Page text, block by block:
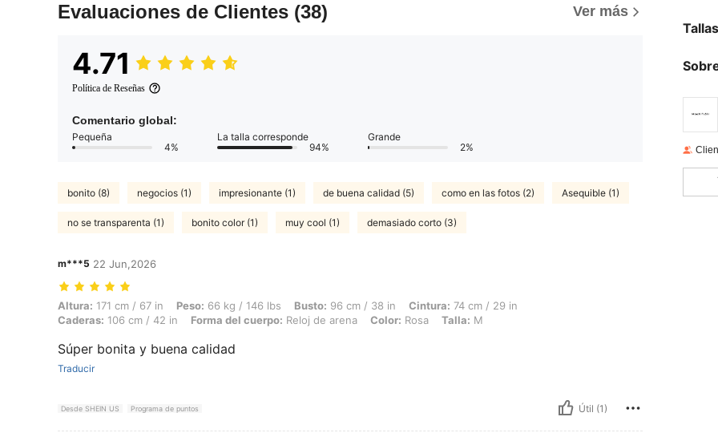
Evaluaciones de Clientes (38) Ver más
4.71
Política de Reseñas
Comentario global:
Pequeña
4%
La talla corresponde
94%
Grande
2%
bonito (8) negocios (1) impresionante (1) de buena calidad (5) como en las fotos (2) Asequible (1)
no se transparenta (1) bonito color (1) muy cool (1) demasiado corto (3)
m***5 22 Jun,2026
Altura: 171 cm / 67 in, Peso: 66 kg / 146 lbs, Busto: 96 cm / 38 in, Cintura: 74 cm / 29 in, Caderas: 106 cm / 42 in, Forma del cuerpo: Reloj de arena,
Altura: 171 cm / 67 in Peso: 66 kg / 146 lbs Busto: 96 cm / 38 in Cintura: 74 cm / 29 in
Caderas: 106 cm / 42 in Forma del cuerpo: Reloj de arena Color: Rosa Talla: M
Súper bonita y buena calidad
Traducir
Desde SHEIN US Programa de puntos Útil (1)